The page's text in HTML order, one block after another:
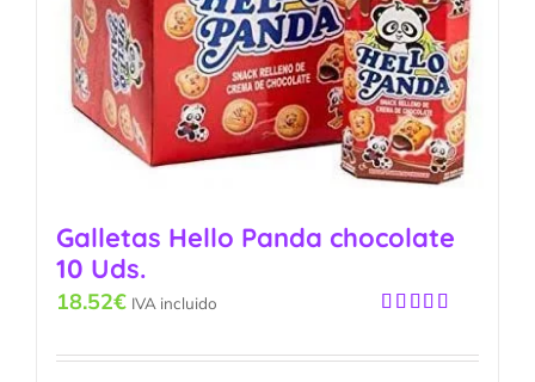
Galletas Hello Panda chocolate
10 Uds.
de 5
18.52€ IVA incluido